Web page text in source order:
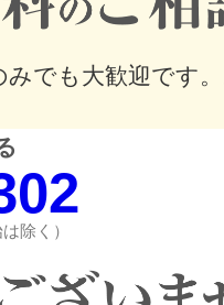
でも大歓迎です。
除く）